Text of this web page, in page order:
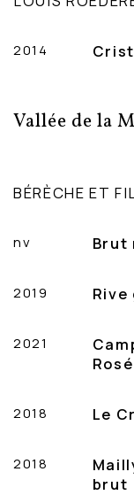
2014
Vallée de la
BÉRÈCHE ET
nv Brut
2019
2021
2018 Le
2018
brut